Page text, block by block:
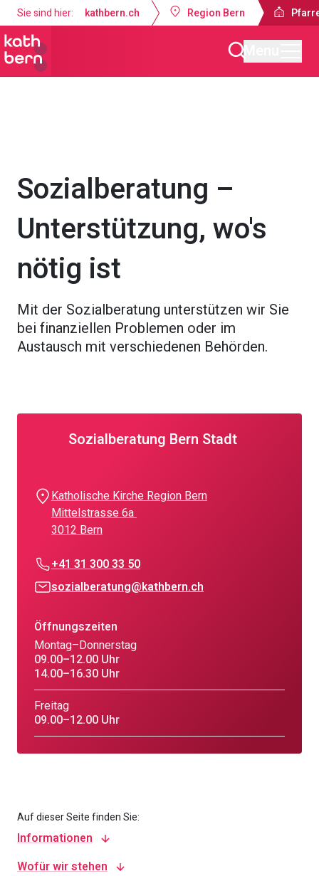
Sie sind hier: kathbern.ch Region Bern
Sozialberatung –
Unterstützung, wo's
nötig ist
Mit der Sozialberatung unterstützen wir Sie
bei finanziellen Problemen oder im
Austausch mit verschiedenen Behörden.
Sozialberatung Bern Stadt
Katholische Kirche Region Bern
Mittelstrasse 6a
3012 Bern
+41 31 300 33 50
sozialberatung@kathbern.ch
Öffnungszeiten
Montag–Donnerstag
09.00–12.00 Uhr
14.00–16.30 Uhr
Freitag
09.00–12.00 Uhr
Auf dieser Seite finden Sie:
Informationen
Wofür wir stehen